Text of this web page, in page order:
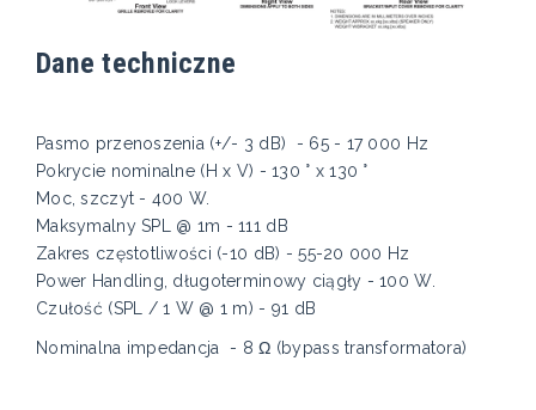
Dane techniczne
Pasmo przenoszenia (+/- 3 dB) - 65 - 17 000 Hz
Pokrycie nominalne (H x V) - 130 ° x 130 °
Moc, szczyt - 400 W.
Maksymalny SPL @ 1m - 111 dB
Zakres częstotliwości (-10 dB) - 55-20 000 Hz
Power Handling, długoterminowy ciągły - 100 W.
Czułość (SPL / 1 W @ 1 m) - 91 dB
Nominalna impedancja - 8 Ω (bypass transformatora)